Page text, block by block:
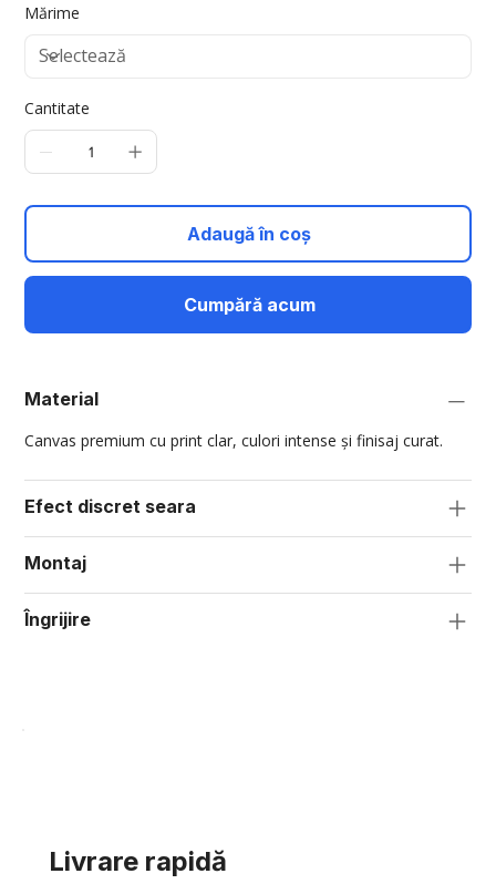
Mărime
Cantitate
Adaugă în coș
Cumpără acum
Material
Canvas premium cu print clar, culori intense și finisaj curat.
Efect discret seara
Montaj
Îngrijire
Livrare rapidă